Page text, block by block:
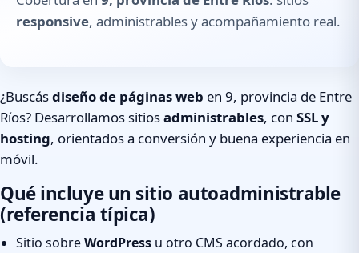
responsive, administrables y acompañamiento real.
¿Buscásdiseño de páginas web en 9, provincia de Entre
Ríos? Desarrollamos sitiosadministrables, con SSL y
hosting, orientados a conversión y buena experiencia en
móvil.
Qué incluye un sitio autoadministrable
(referencia típica)
Sitio sobreWordPress u otro CMS acordado, con